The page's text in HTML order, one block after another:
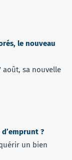
le nouveau
août, sa nouvelle
?
un bien